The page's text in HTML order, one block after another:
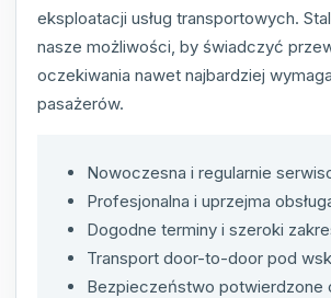
eksploatacji usług transportowych.
nasze możliwości, by świadczyć
oczekiwania nawet najbardziej
pasażerów.
Nowoczesna i regularnie
Profesjonalna i uprzejma
Dogodne terminy i szeroki
Transport door-to-door pod
Bezpieczeństwo potwierdzone